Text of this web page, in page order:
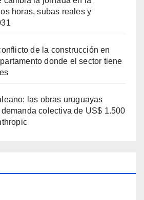
horas, subas reales y
de la construcción en
donde el sector tiene
las obras uruguayas
colectiva de US$ 1.500